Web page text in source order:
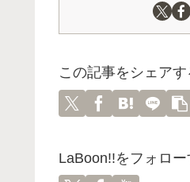
この記事をシェアす
LaBoon!!をフォロー